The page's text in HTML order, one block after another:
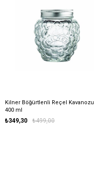
Kilner Böğürtlenli Reçel Kavanozu
400 ml
₺349,30 ₺499,00